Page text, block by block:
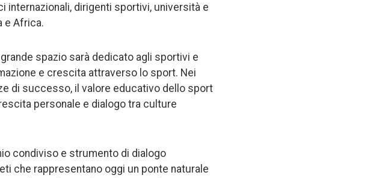
internazionali, dirigenti sportivi, università e
e Africa.
spazio sarà dedicato agli sportivi e
e crescita attraverso lo sport. Nei
di successo, il valore educativo dello sport
personale e dialogo tra culture
condiviso e strumento di dialogo
che rappresentano oggi un ponte naturale